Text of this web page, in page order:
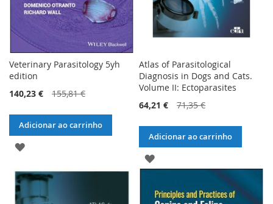
Veterinary Parasitology 5yh
edition
140,23 €
155,81 €
Adicionar ao carrinho
ADICIONAR
Atlas of Parasitological
Diagnosis in Dogs and Cats.
Volume II: Ectoparasites
64,21 €
71,35 €
Adicionar ao carrinho
ADICIONAR
LISTA